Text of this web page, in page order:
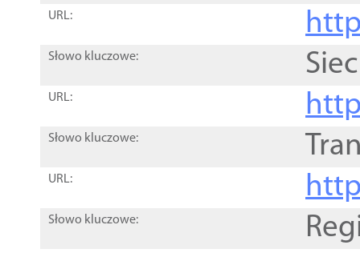
URL:
Słowo kluczowe:
URL:
Słowo kluczowe:
URL:
Słowo kluczowe: